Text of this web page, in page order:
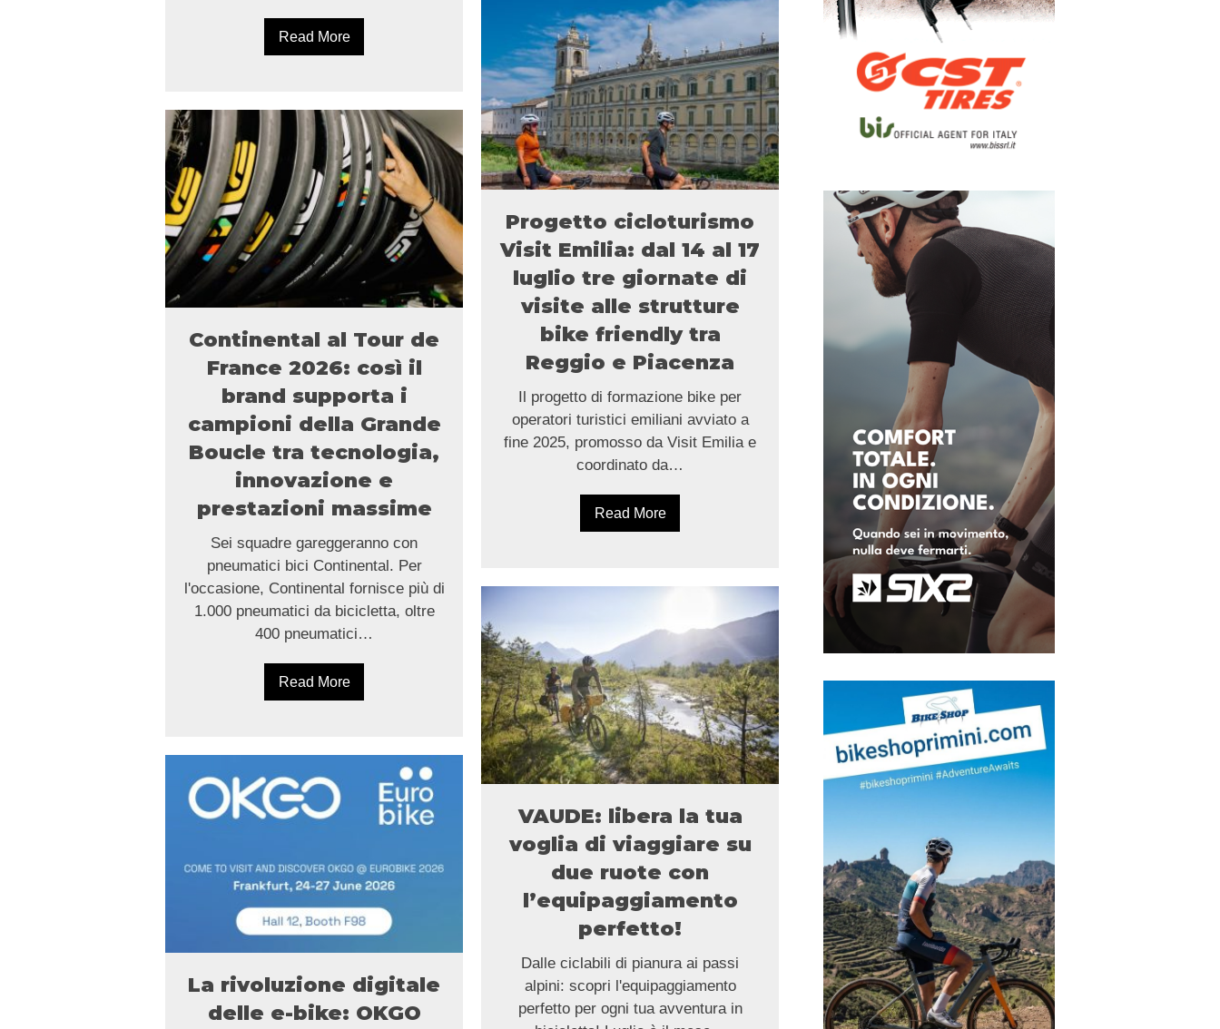
Read More
Progetto cicloturismo
Visit Emilia: dal 14 al 17
luglio tre giornate di
visite alle strutture
bike friendly tra
Reggio e Piacenza
Il progetto di formazione bike per
operatori turistici emiliani avviato a
fine 2025, promosso da Visit Emilia e
coordinato da…
Read More
Continental al Tour de
France 2026: così il
brand supporta i
campioni della Grande
Boucle tra tecnologia,
innovazione e
prestazioni massime
Sei squadre gareggeranno con
pneumatici bici Continental. Per
l'occasione, Continental fornisce più di
1.000 pneumatici da bicicletta, oltre
400 pneumatici…
Read More
VAUDE: libera la tua
voglia di viaggiare su
due ruote con
l’equipaggiamento
perfetto!
Dalle ciclabili di pianura ai passi
alpini: scopri l'equipaggiamento
perfetto per ogni tua avventura in
La rivoluzione digitale
delle e-bike: OKGO